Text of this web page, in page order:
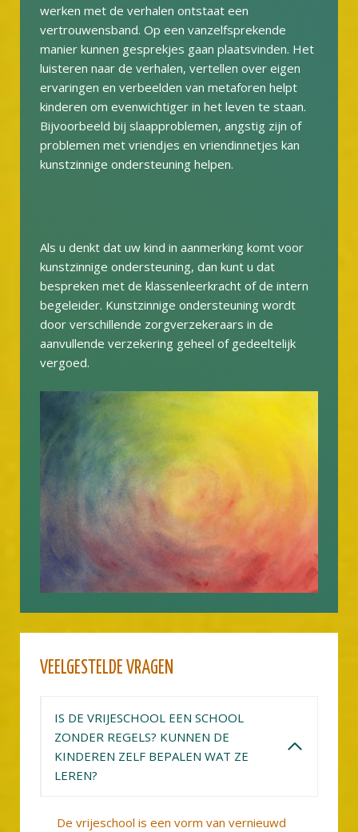
werken met de verhalen ontstaat een
vertrouwensband. Op een vanzelfsprekende
manier kunnen gesprekjes gaan plaatsvinden. Het
luisteren naar de verhalen, vertellen over eigen
ervaringen en verbeelden van metaforen helpt
kinderen om evenwichtiger in het leven te staan.
Bijvoorbeeld bij slaapproblemen, angstig zijn of
problemen met vriendjes en vriendinnetjes kan
kunstzinnige ondersteuning helpen.
Als u denkt dat uw kind in aanmerking komt voor
kunstzinnige ondersteuning, dan kunt u dat
bespreken met de klassenleerkracht of de intern
begeleider. Kunstzinnige ondersteuning wordt
door verschillende zorgverzekeraars in de
aanvullende verzekering geheel of gedeeltelijk
vergoed.
VEELGESTELDE VRAGEN
IS DE VRIJESCHOOL EEN SCHOOL
ZONDER REGELS? KUNNEN DE
KINDEREN ZELF BEPALEN WAT ZE
LEREN?
De vrijeschool is een vorm van vernieuwd